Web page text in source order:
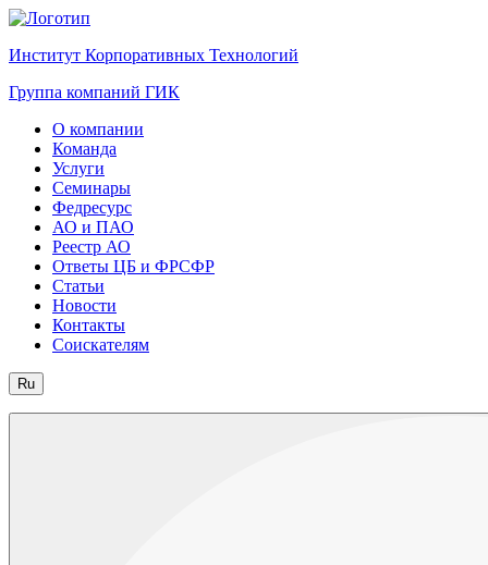
Институт Корпоративных Технологий
Группа компаний ГИК
О компании
Команда
Услуги
Семинары
Федресурс
АО и ПАО
Реестр АО
Ответы ЦБ и ФРСФР
Статьи
Новости
Контакты
Соискателям
Ru